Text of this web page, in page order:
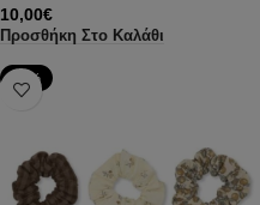
10,00€
Προσθήκη Στο Καλάθι
-37%